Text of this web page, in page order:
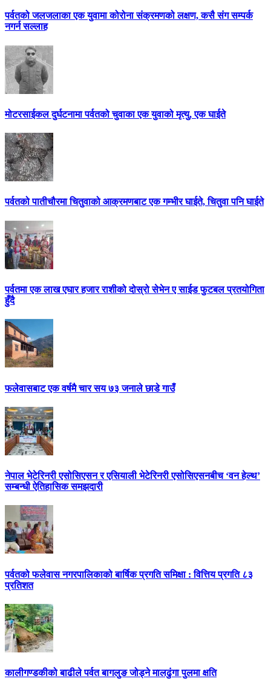
पर्वतको जलजलाका एक युवामा कोरोना संक्रमणको लक्षण, कसै संग सम्पर्क
नगर्न सल्लाह
मोटरसाईकल दुर्घटनामा पर्वतको चुवाका एक युवाको मृत्यु, एक घाईते
पर्वतको पातीचौरमा चितुवाको आक्रमणबाट एक गम्भीर घाईते, चितुवा पनि घाईते
पर्वतमा एक लाख एघार हजार राशीको दोस्रो सेभेन ए साईड फुटबल प्रतयोगिता
हुँदै
फलेवासबाट एक वर्षमै चार सय ७३ जनाले छाडे गाउँ
नेपाल भेटेरिनरी एसोसिएसन र एसियाली भेटेरिनरी एसोसिएसनबीच ‘वन हेल्थ’
सम्बन्धी ऐतिहासिक समझदारी
पर्वतको फलेवास नगरपालिकाको बार्षिक प्रगति समिक्षा : वित्तिय प्रगति ८३
प्रतिशत
कालीगण्डकीको बाढीले पर्वत बागलुङ जोड्ने मालढुंगा पुलमा क्षति